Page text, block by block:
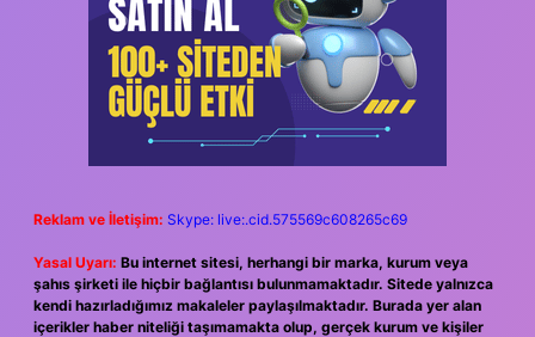
Reklam ve İletişim: Skype: live:.cid.575569c608265c69
Yasal Uyarı: Bu internet sitesi, herhangi bir marka, kurum veya
şahıs şirketi ile hiçbir bağlantısı bulunmamaktadır. Sitede yalnızca
kendi hazırladığımız makaleler paylaşılmaktadır. Burada yer alan
içerikler haber niteliği taşımamakta olup, gerçek kurum ve kişiler